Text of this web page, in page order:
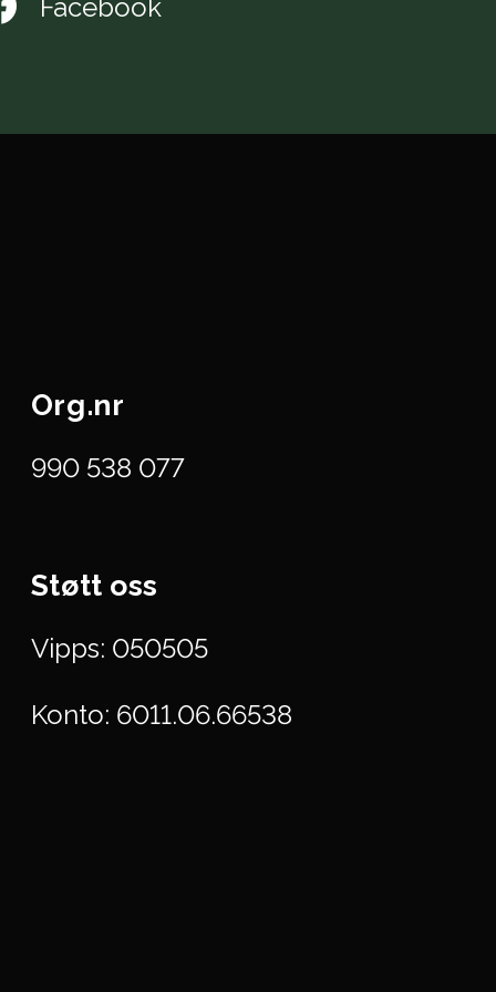
Facebook
Org.nr
990 538 077
Støtt oss
Vipps: 050505
Konto: 6011.06.66538